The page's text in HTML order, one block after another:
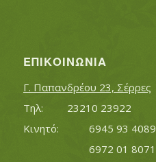
ΕΠΙΚΟΙΝΩΝΊΑ
Γ. Παπανδρέου 23, Σέρρες
Τηλ:		23210 23922
Κινητό:		6945 93 4089
			6972 01 8071